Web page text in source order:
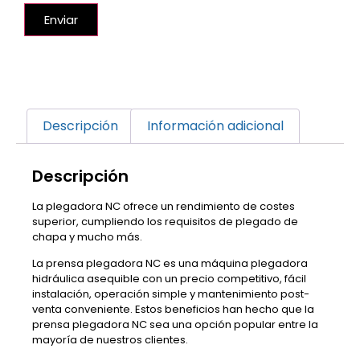
Enviar
Descripción Información adicional
Descripción
La plegadora NC ofrece un rendimiento de costes
superior, cumpliendo los requisitos de plegado de
chapa y mucho más.
La prensa plegadora NC es una máquina plegadora
hidráulica asequible con un precio competitivo, fácil
instalación, operación simple y mantenimiento post-
venta conveniente. Estos beneficios han hecho que la
prensa plegadora NC sea una opción popular entre la
mayoría de nuestros clientes.